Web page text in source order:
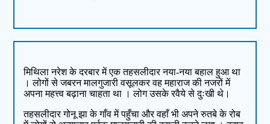
मिथिला नरेश के दरबार में एक तहसलीदार नया-नया बहाल हुआ था
। लोगों से जबरन मालगुजारी वसूलकर वह महाराज की नजरों में
अपना महत्त्व बढ़ाना चाहता था । लोग उसके रवैये से दुःखी थे।
तहसलीदार गोनू झा के गाँव में पहुँचा और वहाँ भी अपने रुतबे के रोब